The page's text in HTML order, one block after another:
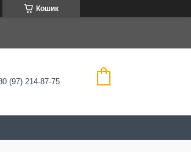
Кошик
(97) 214-87-75